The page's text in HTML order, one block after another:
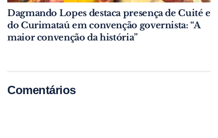
Dagmando Lopes destaca presença de Cuité e
do Curimataú em convenção governista: “A
maior convenção da história”
Comentários